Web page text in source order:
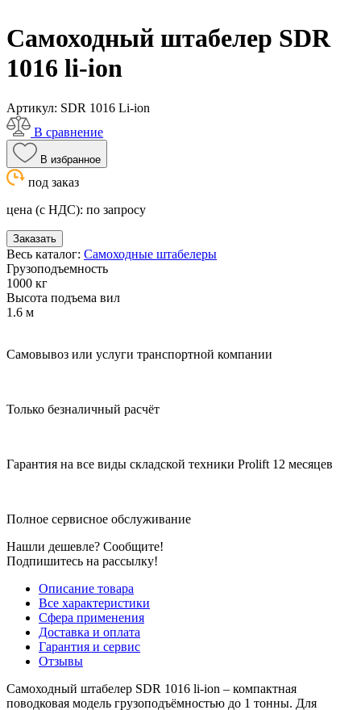
Самоходный штабелер SDR
1016 li-ion
Артикул: SDR 1016 Li-ion
В сравнение
В избранное
под заказ
цена (с НДС): по запросу
Заказать
Весь каталог: Самоходные штабелеры
Грузоподъемность
1000 кг
Высота подъема вил
1.6 м
Самовывоз или услуги транспортной компании
Только безналичный расчёт
Гарантия на все виды складской техники Prolift 12 месяцев
Полное сервисное обслуживание
Нашли дешевле? Сообщите!
Подпишитесь на рассылку!
Описание товара
Все характеристики
Сфера применения
Доставка и оплата
Гарантия и сервис
Отзывы
Самоходный штабелер SDR 1016 li-ion – компактная
поводковая модель грузоподъёмностью до 1 тонны. Для